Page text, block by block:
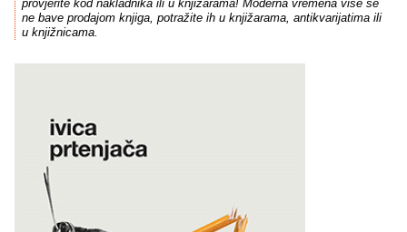
provjerite kod nakladnika ili u knjižarama! Moderna vremena više se
ne bave prodajom knjiga, potražite ih u knjižarama, antikvarijatima ili
u knjižnicama.